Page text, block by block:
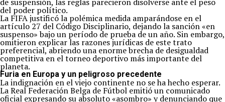
del poder político.
La FIFA justificó la polémica medida amparándose en el
artículo 27 del Código Disciplinario, dejando la sanción «en
suspenso» bajo un período de prueba de un año. Sin embargo,
omitieron explicar las razones jurídicas de este trato
preferencial, abriendo una enorme brecha de desigualdad
competitiva en el torneo deportivo más importante del
planeta.
Furia en Europa y un peligroso precedente
La indignación en el viejo continente no se ha hecho esperar.
La Real Federación Belga de Fútbol emitió un comunicado
oficial expresando su absoluto «asombro» y denunciando que